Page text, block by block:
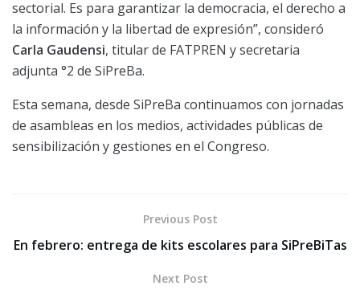
sectorial. Es para garantizar la democracia, el derecho a
la información y la libertad de expresión”, consideró
Carla Gaudensi, titular de FATPREN y secretaria
adjunta °2 de SiPreBa.
Esta semana, desde SiPreBa continuamos con jornadas
de asambleas en los medios, actividades públicas de
sensibilización y gestiones en el Congreso.
Previous Post
En febrero: entrega de kits escolares para SiPreBiTas
Next Post